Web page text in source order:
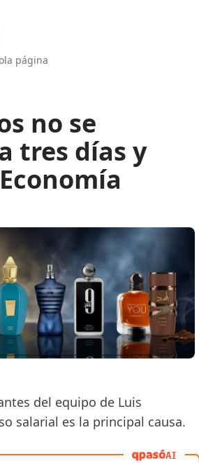
página
no se
tres días y
del equipo de Luis
salarial es la principal causa.
AI